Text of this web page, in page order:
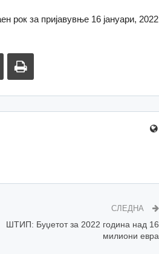
рок за пријавувње 16 јануари, 2022
СЛЕДНА
ШТИП: Буџетот за 2022 година над 16
милиони евра